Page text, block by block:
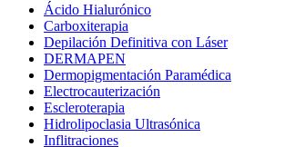
Ácido Hialurónico
Carboxiterapia
Depilación Definitiva con Láser
DERMAPEN
Dermopigmentación Paramédica
Electrocauterización
Escleroterapia
Hidrolipoclasia Ultrasónica
Inflitraciones